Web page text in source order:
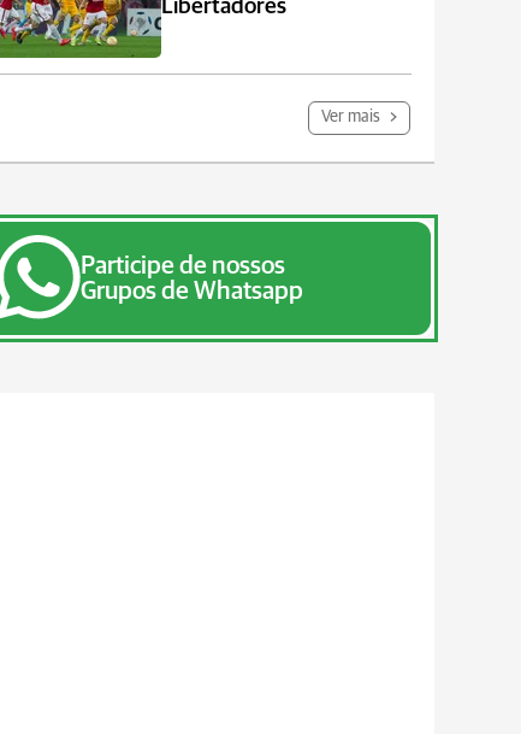
Libertadores
Ver mais
Participe de nossos
Grupos de Whatsapp